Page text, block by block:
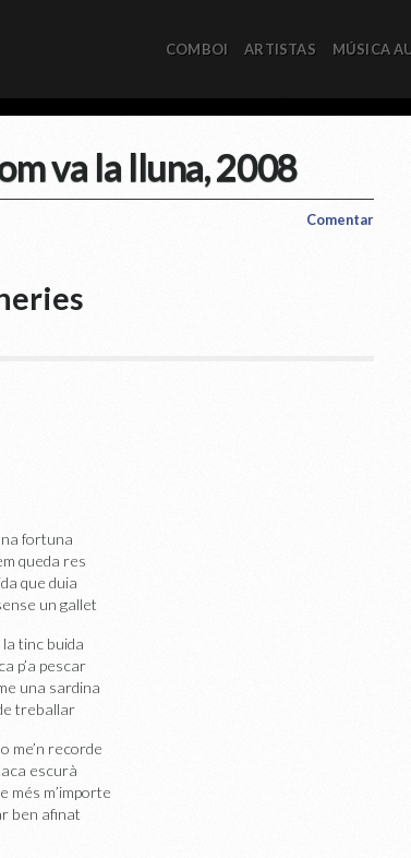
COMBOI ARTISTAS MÚSICA
va la lluna, 2008
Comentar
fortuna
queda res
que duia
un gallet
tinc buida
p’a pescar
una sardina
treballar
me’n recorde
escurà
més m’importe
ben afinat